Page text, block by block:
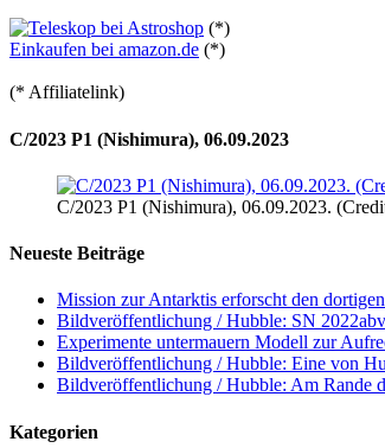
(*)
Einkaufen bei amazon.de (*)
(* Affiliatelink)
C/2023 P1 (Nishimura), 06.09.2023
C/2023 P1 (Nishimura), 06.09.2023.
Neueste Beiträge
Mission zur Antarktis erforscht den
Bildveröffentlichung / Hubble: SN
Experimente untermauern Modell zur
Bildveröffentlichung / Hubble: Eine von
Bildveröffentlichung / Hubble: Am Rande
Kategorien